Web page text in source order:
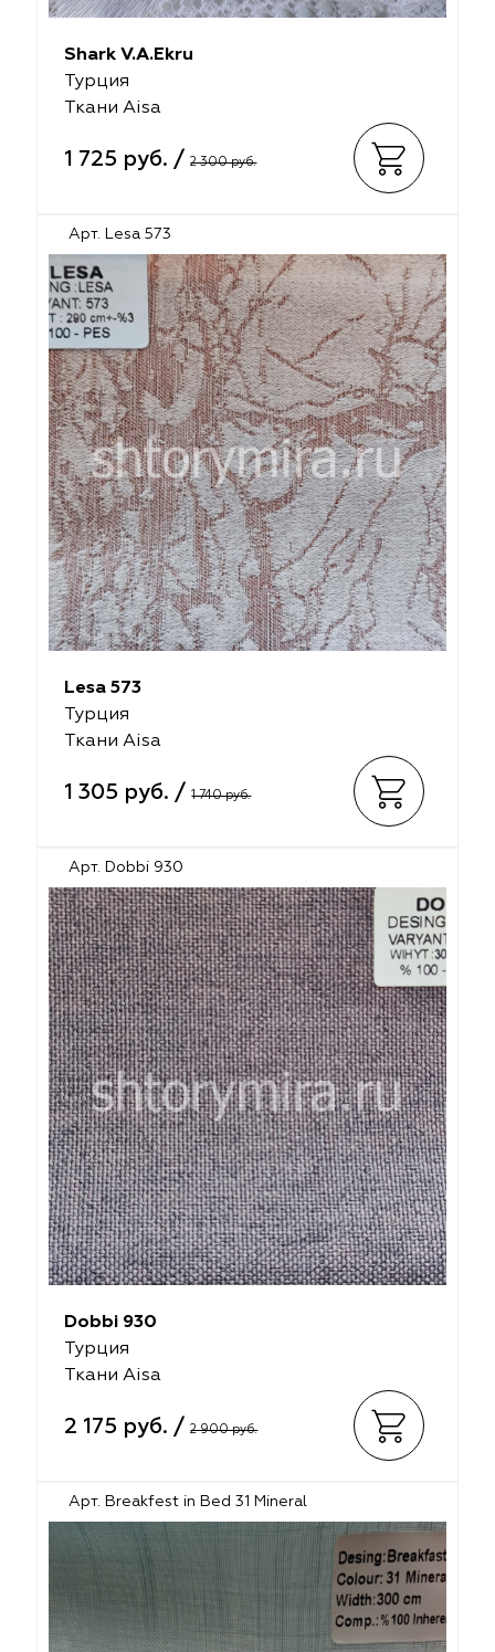
Shark V.A.Ekru
Турция
Ткани Aisa
1 725 руб. /2 300 руб.
Арт. Lesa 573
Lesa 573
Турция
Ткани Aisa
1 305 руб. /1 740 руб.
Арт. Dobbi 930
Dobbi 930
Турция
Ткани Aisa
2 175 руб. /2 900 руб.
Арт. Breakfest in Bed 31 Mineral